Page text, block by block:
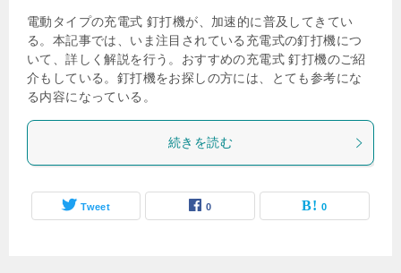
電動タイプの充電式 釘打機が、加速的に普及してきてい
る。本記事では、いま注目されている充電式の釘打機につ
いて、詳しく解説を行う。おすすめの充電式 釘打機のご紹
介もしている。釘打機をお探しの方には、とても参考にな
る内容になっている。
続きを読む
Tweet 0 0